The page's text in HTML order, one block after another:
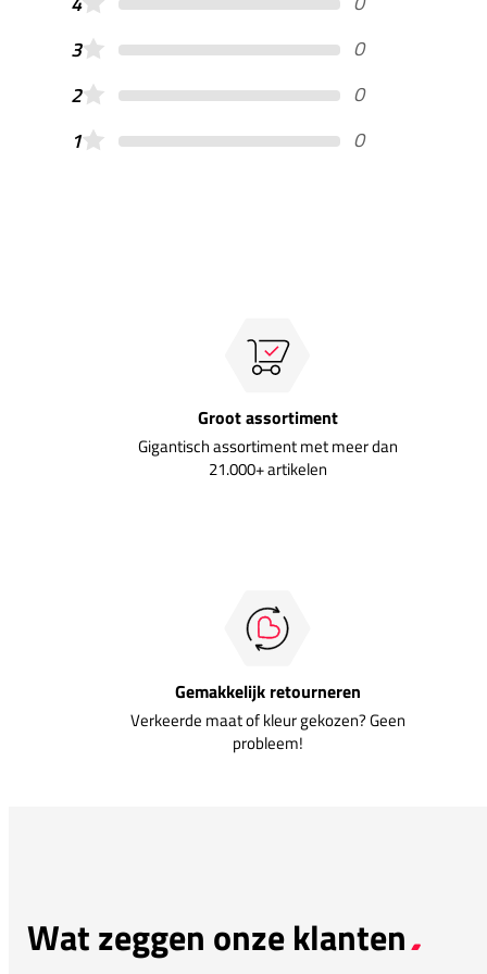
3
0
2
0
1
0
Groot assortiment
Gigantisch assortiment met meer dan
21.000+ artikelen
Gemakkelijk retourneren
Verkeerde maat of kleur gekozen? Geen
probleem!
Wat zeggen onze klanten